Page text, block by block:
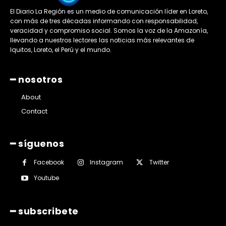
El Diario La Región es un medio de comunicación líder en Loreto,
con más de tres décadas informando con responsabilidad,
veracidad y compromiso social. Somos la voz de la Amazonía,
llevando a nuestros lectores las noticias más relevantes de
Iquitos, Loreto, el Perú y el mundo.
━ nosotros
About
Contact
━ síguenos
Facebook Instagram
Twitter
Youtube
━ subscribete